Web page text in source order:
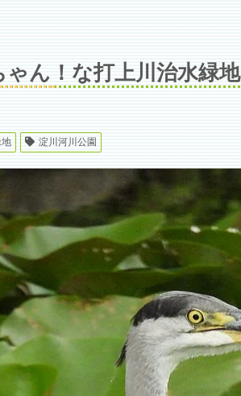
ん！な打上川治水緑地
淀川河川公園